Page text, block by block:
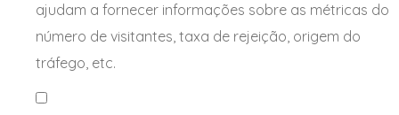
ajudam a fornecer informações sobre as métricas do
número de visitantes, taxa de rejeição, origem do
tráfego, etc.